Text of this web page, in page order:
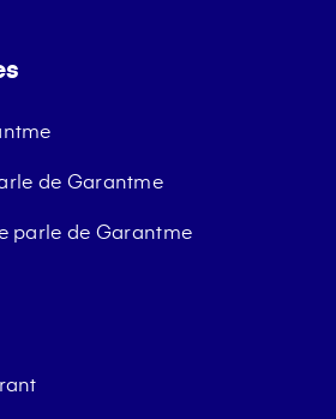
de Garantme
parle de Garantme